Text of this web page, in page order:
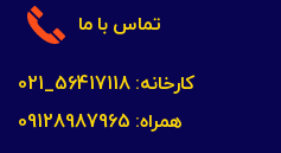
تماس با ما
کارخانه: 56417118_021
همراه: 09128987965